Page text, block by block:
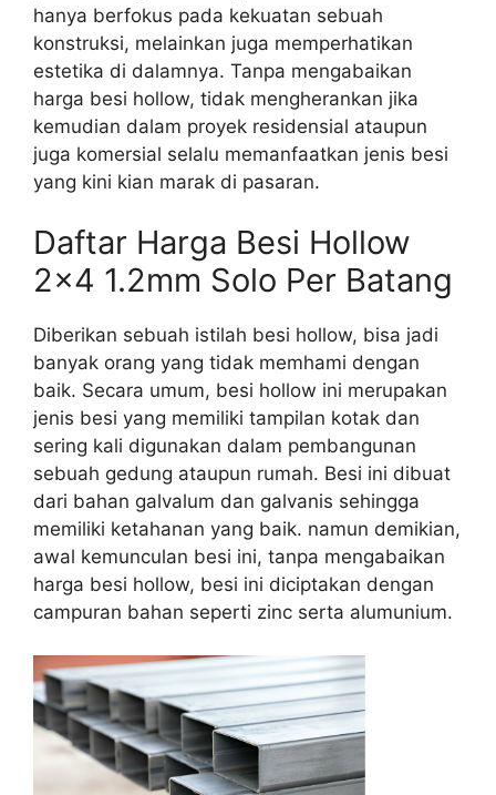
hanya berfokus pada kekuatan sebuah
konstruksi, melainkan juga memperhatikan
estetika di dalamnya. Tanpa mengabaikan
harga besi hollow, tidak mengherankan jika
kemudian dalam proyek residensial ataupun
juga komersial selalu memanfaatkan jenis besi
yang kini kian marak di pasaran.
Daftar Harga Besi Hollow
2×4 1.2mm Solo Per Batang
Diberikan sebuah istilah besi hollow, bisa jadi
banyak orang yang tidak memhami dengan
baik. Secara umum, besi hollow ini merupakan
jenis besi yang memiliki tampilan kotak dan
sering kali digunakan dalam pembangunan
sebuah gedung ataupun rumah. Besi ini dibuat
dari bahan galvalum dan galvanis sehingga
memiliki ketahanan yang baik. namun demikian,
awal kemunculan besi ini, tanpa mengabaikan
harga besi hollow, besi ini diciptakan dengan
campuran bahan seperti zinc serta alumunium.